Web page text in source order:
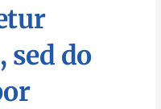
sed do